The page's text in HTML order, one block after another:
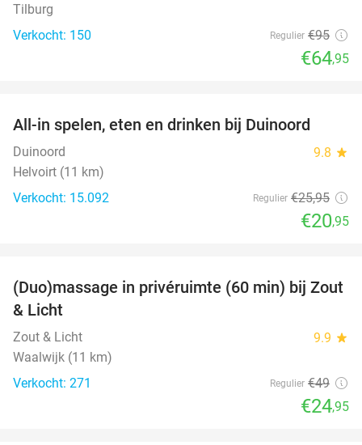
Tilburg
Verkocht: 150
Regulier €95
€64,95
All-in spelen, eten en drinken bij Duinoord
Duinoord 9.8 star
Helvoirt (11 km)
Verkocht: 15.092
Regulier €25,95
€20,95
49%
(Duo)massage in privéruimte (60 min) bij Zout
& Licht
Zout & Licht 9.9 star
Waalwijk (11 km)
Verkocht: 271
Regulier €49
€24,95